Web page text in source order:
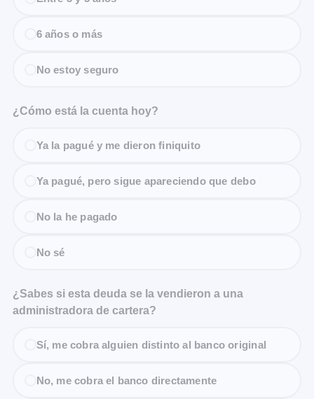
6 años o más
No estoy seguro
¿Cómo está la cuenta hoy?
Ya la pagué y me dieron finiquito
Ya pagué, pero sigue apareciendo que debo
No la he pagado
No sé
¿Sabes si esta deuda se la vendieron a una
administradora de cartera?
Sí, me cobra alguien distinto al banco original
No, me cobra el banco directamente